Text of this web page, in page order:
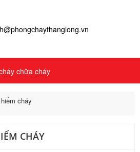
chữa cháy
cháy
CHÁY